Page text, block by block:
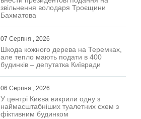
звільнення володаря Троєщини
Бахматова
07 Серпня , 2026
Шкода кожного дерева на Теремках,
але тепло мають подати в 400
будинків – депутатка Київради
06 Серпня , 2026
У центрі Києва викрили одну з
наймасштабніших туалетних схем з
фіктивним будинком